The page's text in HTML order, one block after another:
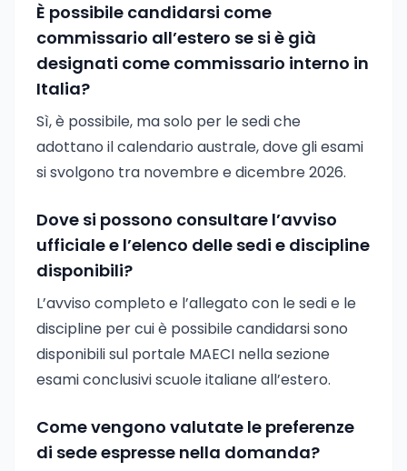
È possibile candidarsi come
commissario all’estero se si è già
designati come commissario interno in
Italia?
Sì, è possibile, ma solo per le sedi che
adottano il calendario australe, dove gli esami
si svolgono tra novembre e dicembre 2026.
Dove si possono consultare l’avviso
ufficiale e l’elenco delle sedi e discipline
disponibili?
L’avviso completo e l’allegato con le sedi e le
discipline per cui è possibile candidarsi sono
disponibili sul portale MAECI nella sezione
esami conclusivi scuole italiane all’estero.
Come vengono valutate le preferenze
di sede espresse nella domanda?